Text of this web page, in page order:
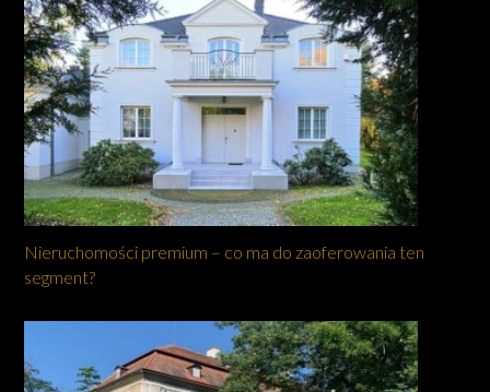
Nieruchomości premium – co ma do zaoferowania ten
segment?